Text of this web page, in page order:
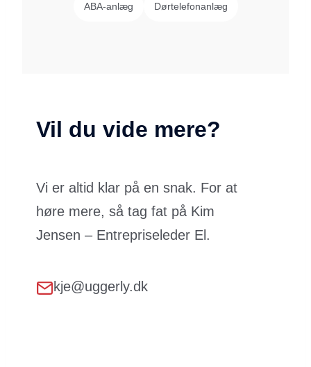
ABA-anlæg Dørtelefonanlæg
Vil du vide mere?
Vi er altid klar på en snak. For at
høre mere, så tag fat på Kim
Jensen – Entrepriseleder El.
kje@uggerly.dk